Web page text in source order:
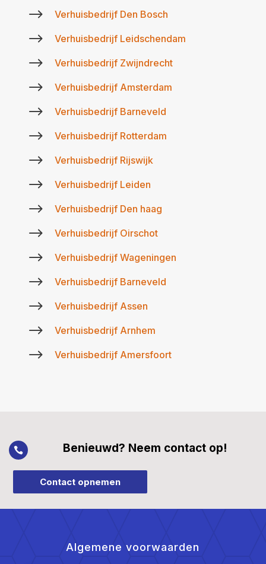
$ Verhuisbedrijf Den Bosch
$ Verhuisbedrijf Leidschendam
$ Verhuisbedrijf Zwijndrecht
$ Verhuisbedrijf Amsterdam
$ Verhuisbedrijf Barneveld
$ Verhuisbedrijf Rotterdam
$ Verhuisbedrijf Rijswijk
$ Verhuisbedrijf Leiden
$ Verhuisbedrijf Den haag
$ Verhuisbedrijf Oirschot
$ Verhuisbedrijf Wageningen
$ Verhuisbedrijf Barneveld
$ Verhuisbedrijf Assen
$ Verhuisbedrijf Arnhem
$ Verhuisbedrijf Amersfoort
 Benieuwd? Neem contact op!
Contact opnemen
Algemene voorwaarden